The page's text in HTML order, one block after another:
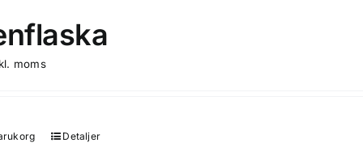
moms
Detaljer